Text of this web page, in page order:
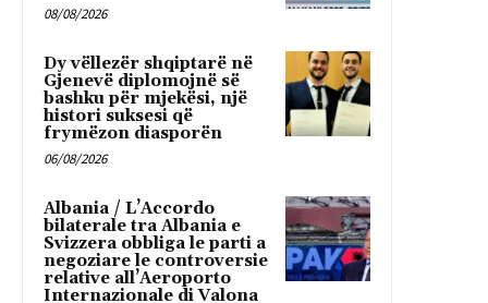
08/08/2026
Dy vëllezër shqiptarë në
Gjenevë diplomojnë së
bashku për mjekësi, një
histori suksesi që
frymëzon diasporën
06/08/2026
Albania / L’Accordo
bilaterale tra Albania e
Svizzera obbliga le parti a
negoziare le controversie
relative all’Aeroporto
Internazionale di Valona